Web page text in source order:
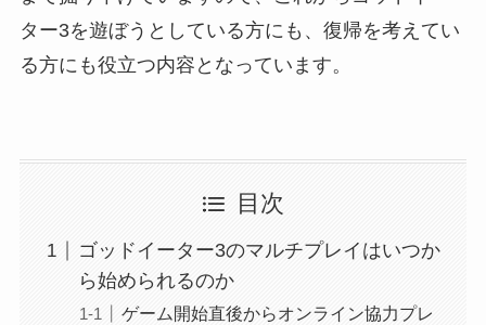
ター3を遊ぼうとしている方にも、復帰を考えてい
る方にも役立つ内容となっています。
目次
ゴッドイーター3のマルチプレイはいつか
ら始められるのか
ゲーム開始直後からオンライン協力プレ